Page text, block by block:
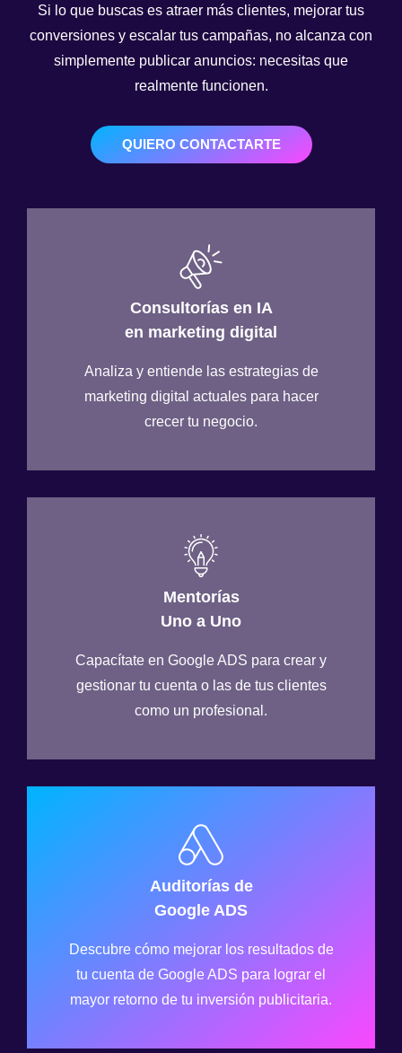
Auditorías de
Google ADS
Descubre cómo mejorar los resultados de
tu cuenta de Google ADS para lograr el
mayor retorno de tu inversión publicitaria.
Consultorías en IA
en marketing digital
Analiza y entiende las estrategias de
marketing digital actuales para hacer
crecer tu negocio.
Mentorías
Uno a Uno
Capacítate en Google ADS para crear y
gestionar tu cuenta o las de tus clientes
como un profesional.
Si lo que buscas es atraer más clientes, mejorar tus
conversiones y escalar tus campañas, no alcanza con
simplemente publicar anuncios: necesitas que
realmente funcionen.
QUIERO CONTACTARTE